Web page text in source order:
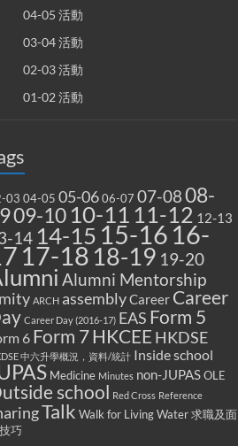
04-05 活動
03-04 活動
02-03 活動
01-02 活動
03 04-05 05-0606-07 07-0808-
09-10 10-11 11-12 12-13
14 14-15 15-16 16-
17-18 18-19 19-20
Alumni Mentorship
ARCH assemblyCareer Career
Career Day (2016-17) EAS Form 5
6 Form 7HKCEE HKDSE
中六升學概況，資料/統計 Inside school
Medicine Minutes non-JUPASOLE
school Red Cross Reference
Talk Walk for Living Water求職及面
巧